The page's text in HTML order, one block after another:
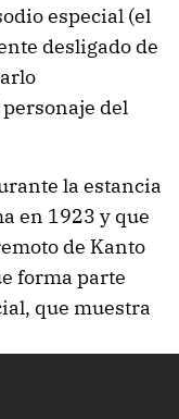
especial (el
desligado de
del
la estancia
en 1923 y que
de Kanto
forma parte
que muestra